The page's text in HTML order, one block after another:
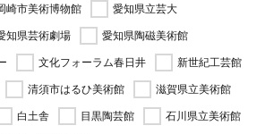
崎市美術博物館
愛知県立芸大
知県芸術劇場
愛知県陶磁美術館
文化フォーラム春日井
新世紀工芸館
清須市はるひ美術館
滋賀県立美術館
白土舎 目黒陶芸館
石川県立美術館